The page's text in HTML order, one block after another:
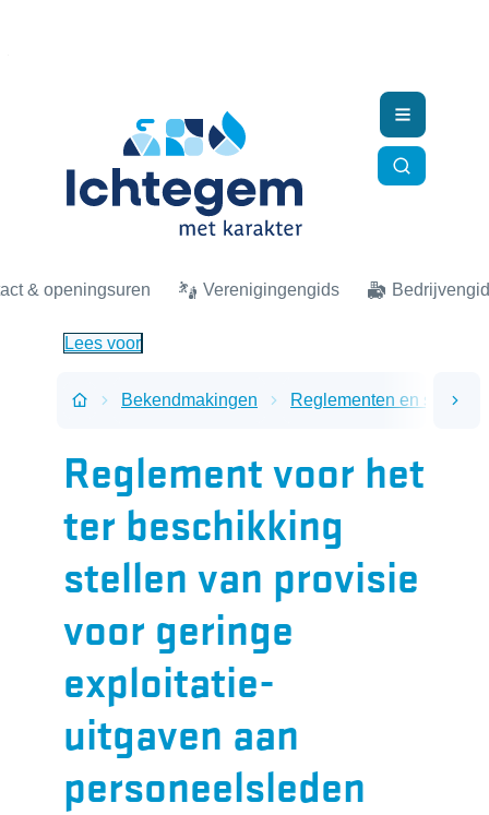
& openingsuren Verenigingengids
Zoek
Menu
Lees voor
Startpagina
Bekendmakingen Reglementen en
Reglement voor het
ter beschikking
stellen van provisie
voor geringe
exploitatie-
uitgaven aan
personeelsleden